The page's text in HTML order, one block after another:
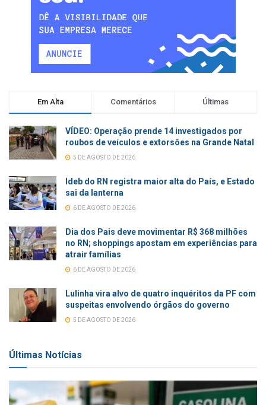
Em Alta Comentários Últimas
VÍDEO: Operação prende 14 investigados por
roubos de veículos e extorsões na Grande Natal
5 DE AGOSTO DE 2026
Ideb do RN registra maior alta do País, e Estado
sai da lanterna
6 DE AGOSTO DE 2026
Dia dos Pais deve movimentar R$ 368 milhões
no RN; shoppings apostam em experiências para
atrair famílias
6 DE AGOSTO DE 2026
Lulinha vira alvo de quatro inquéritos da PF com
suspeitas envolvendo órgãos do governo
5 DE AGOSTO DE 2026
Últimas Notícias